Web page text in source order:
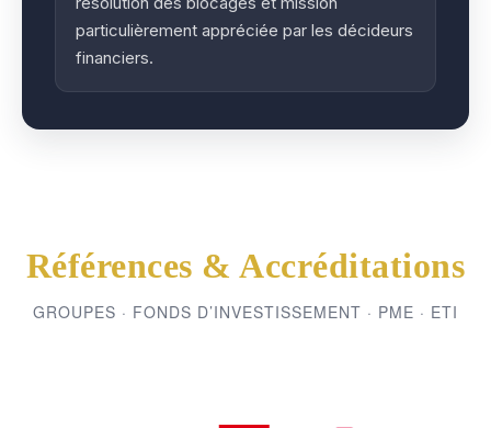
particulièrement appréciée par les décideurs
financiers.
Références & Accréditations
GROUPES · FONDS D’INVESTISSEMENT · PME · ETI